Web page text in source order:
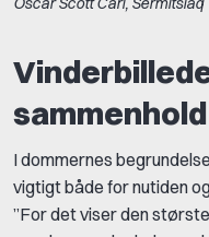
sammenhold
I dommernes
vigtigt både for nutiden
”For det viser den